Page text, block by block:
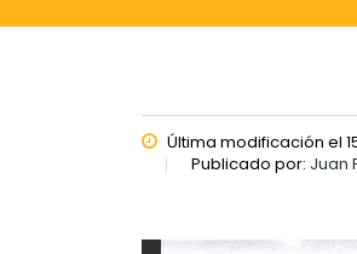
Última modificación el
Publicado por: Juan